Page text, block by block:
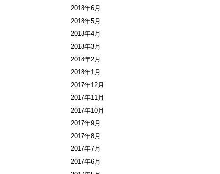
2018年6月
2018年5月
2018年4月
2018年3月
2018年2月
2018年1月
2017年12月
2017年11月
2017年10月
2017年9月
2017年8月
2017年7月
2017年6月